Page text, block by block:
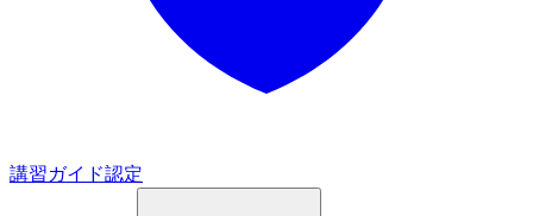
講習ガイド認定